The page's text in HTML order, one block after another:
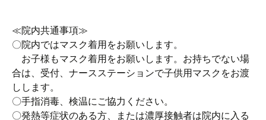
≪院内共通事項≫
〇院内ではマスク着用をお願いします。
お子様もマスク着用をお願いします。お持ちでない場
合は、受付、ナースステーションで子供用マスクをお渡
しします。
〇手指消毒、検温にご協力ください。
〇発熱等症状のある方、または濃厚接触者は院内に入る